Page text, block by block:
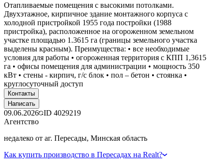
Отапливаемые помещения с высокими потолками.
Двухэтажное, кирпичное здание монтажного корпуса с
холодной пристройкой 1955 года постройки (1988
пристройка), расположенное на огороженном земельном
участке площадью 1.3615 га (границы земельного участка
выделены красным). Преимущества: • все необходимые
условия для работы • огороженная территория с КПП 1,3615
га • офисы помещения для администрации • мощность 350
кВт • стены - кирпич, г/с блок • пол – бетон • стоянка •
круглосуточный доступ
Контакты
Написать
09.06.2026 ID 4029219
Агентство
недалеко от аг. Пересады, Минская область
Как купить производство в Пересадах на Realt?